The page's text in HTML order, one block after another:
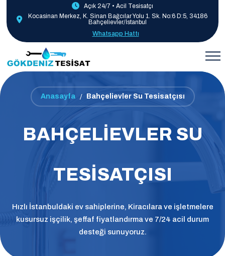
Açık 24/7 • Acil Tesisatçı
Kocasinan Merkez, K. Sinan Bağcılar Yolu 1. Sk. No:6 D:5, 34186
Bahçelievler/İstanbul
Whatsapp Hattı
Anasayfa Bahçelievler Su Tesisatçısı
BAHÇELIEVLER SU
TESISATÇISI
Hızlı İstanbuldaki ev sahiplerine, Kiracılara ve işletmelere
kusursuz işçilik, şeffaf fiyatlandırma ve 7/24 acil durum
desteği sunuyoruz.